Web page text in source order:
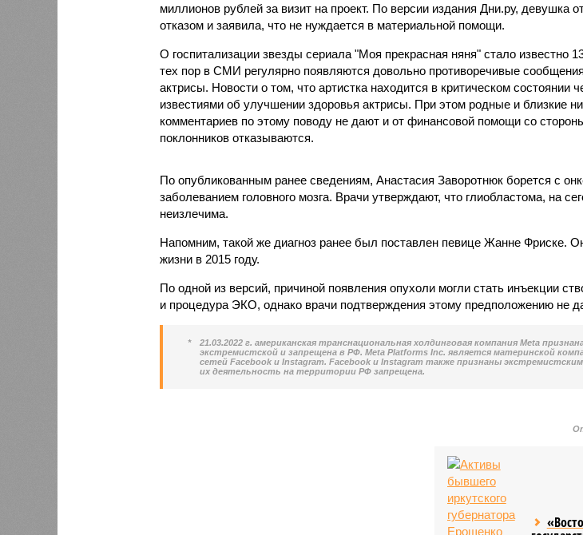
миллионов рублей за визит на проект. По версии издания Дни.ру, девушка
отказом и заявила, что не нуждается в материальной помощи.
О госпитализации звезды сериала "Моя прекрасная няня" стало известно
тех пор в СМИ регулярно появляются довольно противоречивые
актрисы. Новости о том, что артистка находится в критическом состоянии
известиями об улучшении здоровья актрисы. При этом родные и близкие
комментариев по этому поводу не дают и от финансовой помощи со
поклонников отказываются.
По опубликованным ранее сведениям, Анастасия Заворотнюк борется с
заболеванием головного мозга. Врачи утверждают, что глиобластома, на
неизлечима.
Напомним, такой же диагноз ранее был поставлен певице Жанне Фриске.
жизни в 2015 году.
По одной из версий, причиной появления опухоли могли стать инъекции
и процедура ЭКО, однако врачи подтверждения этому предположению не
*
21.03.2022 г. американская транснациональная холдинговая компания Meta
экстремистской и запрещена в РФ. Meta Platforms Inc. является материнской
сетей Facebook и Instagram. Facebook и Instagram также признаны
их деятельность на территории РФ запрещена.